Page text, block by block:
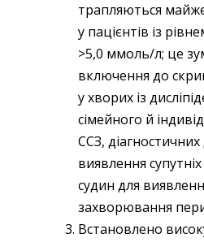
трапляються
у пацієнтів із
>5,0 ммоль/л; це
включення до
у хворих із
сімейного й
ССЗ,
виявлення
судин для
захворювання
Встановлено